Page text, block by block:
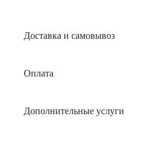
Доставка и самовывоз
Оплата
Дополнительные услуги